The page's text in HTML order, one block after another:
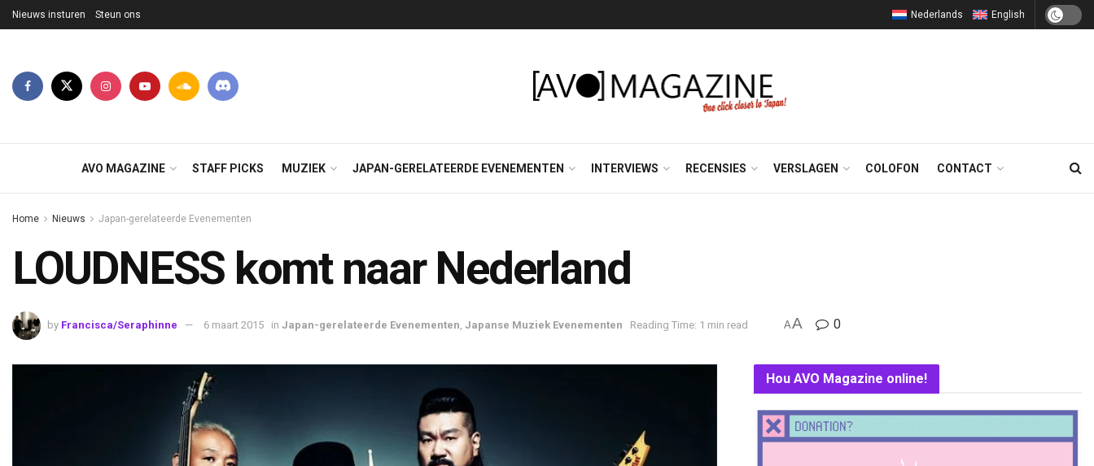
Nieuws insturen Steun ons Nederlands English
AVO MAGAZINE STAFF PICKS MUZIEK JAPAN-GERELATEERDE EVENEMENTEN INTERVIEWS RECENSIES VERSLAGEN COLOFON CONTACT
Home Nieuws Japan-gerelateerde Evenementen
LOUDNESS komt naar Nederland
by Francisca/Seraphinne 6 maart 2015 in Japan-gerelateerde Evenementen, Japanse Muziek Evenementen Reading Time: 1 min read AA 0
Hou AVO Magazine online!